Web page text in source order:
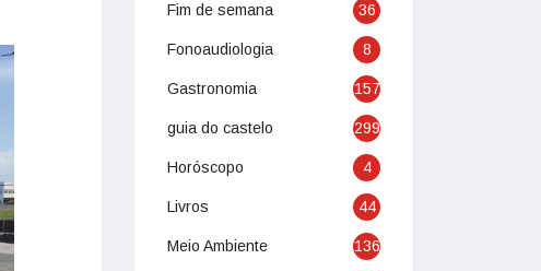
Fim de semana 36
Fonoaudiologia 8
Gastronomia 157
guia do castelo 299
Horóscopo 4
Livros 44
Meio Ambiente 136